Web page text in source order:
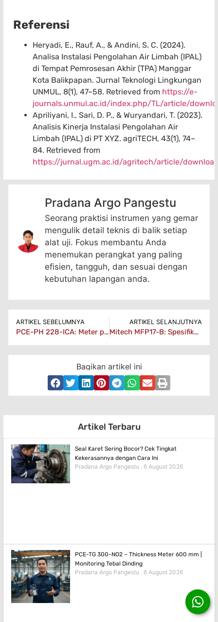
Referensi
Heryadi, E., Rauf, A., & Andini, S. C. (2024).
Analisa Instalasi Pengolahan Air Limbah (IPAL)
di Tempat Pemrosesan Akhir (TPA) Manggar
Kota Balikpapan. Jurnal Teknologi Lingkungan
UNMUL, 8(1), 47–58. Retrieved from https://e-
journals.unmul.ac.id/index.php/TL/article/
Apriliyani, I., Sari, D. P., & Wuryandari, T. (2023).
Analisis Kinerja Instalasi Pengolahan Air
Limbah (IPAL) di PT XYZ. agriTECH, 43(1), 74–
84. Retrieved from
https://jurnal.ugm.ac.id/agritech/article/
Pradana Argo Pangestu
Seorang praktisi instrumen yang gemar
mengulik detail teknis di balik setiap
alat uji. Fokus membantu Anda
menemukan perangkat yang paling
efisien, tangguh, dan sesuai dengan
kebutuhan lapangan anda.
ARTIKEL SEBELUMNYA
PCE-PH 228-ICA: Meter pH Portabel Untuk Laboratorium & Air
ARTIKEL SELANJUTNYA
Mitech MFP17-B: Spesifikasi Film Processor Otomatis untuk NDT Radiografi
Bagikan artikel ini
Artikel Terbaru
Seal Karet Sering Bocor? Cek Tingkat
Kekerasannya dengan Cara Ini
Pradana Argo Pangestu 6 August 2026
PCE-TG 300-NO2 – Thickness Meter 600 mm |
Monitoring Tebal Dinding
Pradana Argo Pangestu 6 August 2026